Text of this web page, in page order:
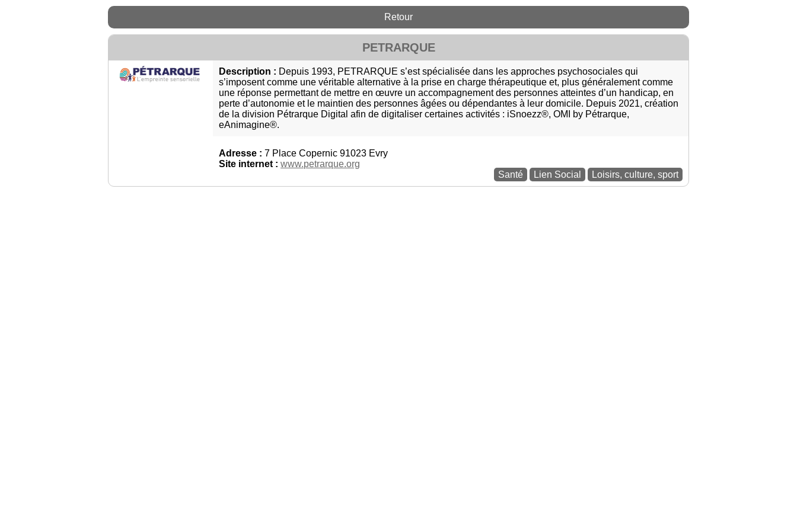
Retour
PETRARQUE
Description : Depuis 1993, PETRARQUE s’est spécialisée dans les approches psychosociales qui
s’imposent comme une véritable alternative à la prise en charge thérapeutique et, plus généralement comme
une réponse permettant de mettre en œuvre un accompagnement des personnes atteintes d’un handicap, en
perte d’autonomie et le maintien des personnes âgées ou dépendantes à leur domicile. Depuis 2021, création
de la division Pétrarque Digital afin de digitaliser certaines activités : iSnoezz®, OMI by Pétrarque,
eAnimagine®.
Adresse : 7 Place Copernic 91023 Evry
Site internet : www.petrarque.org
Santé
Lien Social Loisirs, culture, sport